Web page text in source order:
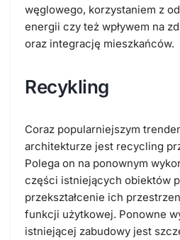
węglowego, korzystaniem z
energii czy też wpływem na
oraz integrację mieszkańców.
Recykling
Coraz popularniejszym
architekturze jest recycling
Polega on na ponownym
części istniejących obiektów
przekształcenie ich
funkcji użytkowej. Ponowne
istniejącej zabudowy jest